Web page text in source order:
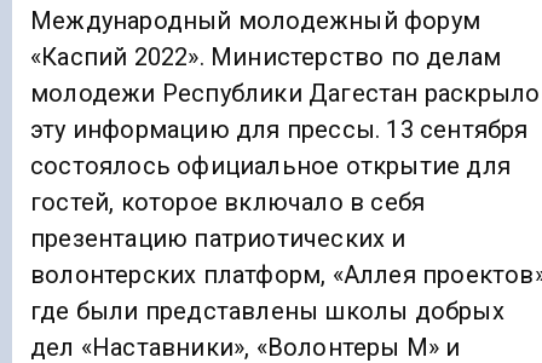
Международный молодежный форум
«Каспий 2022». Министерство по делам
молодежи Республики Дагестан раскрыло
эту информацию для прессы. 13 сентября
состоялось официальное открытие для
гостей, которое включало в себя
презентацию патриотических и
волонтерских платформ, «Аллея
где были представлены школы добрых
дел «Наставники», «Волонтеры М» и